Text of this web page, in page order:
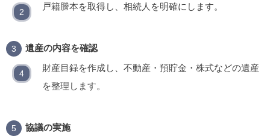
戸籍謄本を取得し、相続人を明確にします。
遺産の内容を確認
財産目録を作成し、不動産・預貯金・株式などの遺産
を整理します。
協議の実施